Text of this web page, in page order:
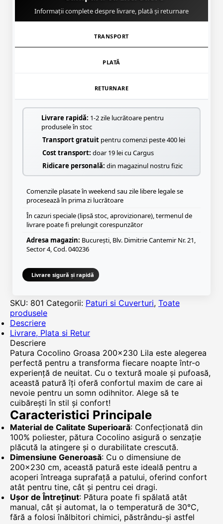
Informații complete despre livrare, plată și returnare
TRANSPORT
PLATĂ
RETURNARE
Livrare rapidă: 1-2 zile lucrătoare pentru
produsele în stoc
Transport gratuit pentru comenzi peste 400 lei
Cost transport: doar 19 lei cu Cargus
Ridicare personală: din magazinul nostru fizic
Comenzile plasate în weekend sau zile libere legale se
procesează în prima zi lucrătoare
În cazuri speciale (lipsă stoc, aprovizionare), termenul de
livrare poate fi prelungit corespunzător
Adresa magazin: București, Blv. Dimitrie Cantemir Nr. 21,
Sector 4, Cod. 040236
Livrare sigură și rapidă
SKU: 801 Categorii: Paturi si Cuverturi, Toate
produsele
Descriere
Livrare, Plata si Retur
Descriere
Patura Cocolino Groasa 200x230 Lila este alegerea
perfectă pentru a transforma fiecare noapte într-o
experiență de neuitat. Cu o textură moale și pufoasă,
această patură îți oferă confortul maxim de care ai
nevoie pentru un somn odihnitor. Alege să te
cuibărești în stil și confort!
Caracteristici Principale
Material de Calitate Superioară: Confecționată din
100% poliester, pătura Cocolino asigură o senzație
plăcută la atingere și o durabilitate crescută.
Dimensiune Generoasă: Cu o dimensiune de
200x230 cm, această patură este ideală pentru a
acoperi întreaga suprafață a patului, oferind confort
atât pentru tine, cât și pentru cei dragi.
Ușor de Întreținut: Pătura poate fi spălată atât
manual, cât și automat, la o temperatură de 30°C,
fără a folosi înălbitori chimici, păstrându-și astfel